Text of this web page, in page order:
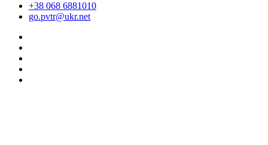
+38 068 6881010
go.pvtr@ukr.net